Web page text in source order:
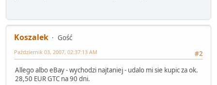
Koszalek
Gość
#2
Październik 03, 2007, 02:37:13 AM
Allego albo eBay - wychodzi najtaniej - udalo mi sie kupic za ok.
28,50 EUR GTC na 90 dni.